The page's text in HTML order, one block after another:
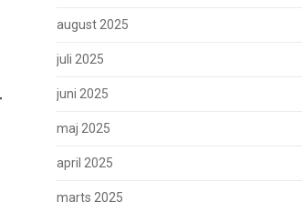
august 2025
juli 2025
juni 2025
maj 2025
april 2025
marts 2025